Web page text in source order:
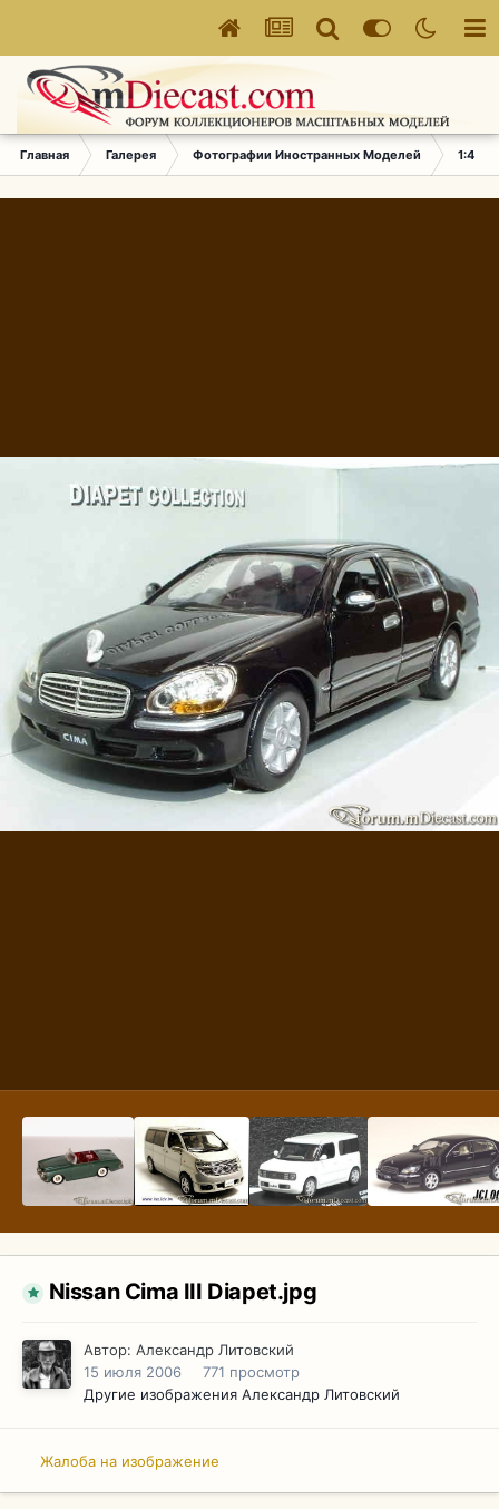
Главная Галерея Фотографии Иностранных Моделей 1:43
Nissan Cima III Diapet.jpg
Автор: Александр Литовский
15 июля 2006
771 просмотр
Другие изображения Александр Литовский
Жалоба на изображение